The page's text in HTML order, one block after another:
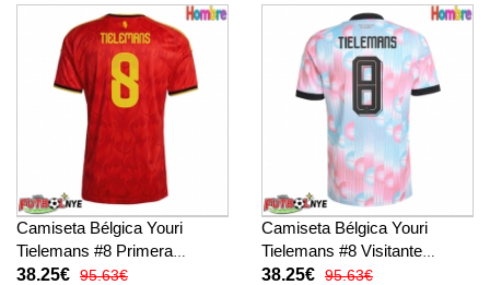
Camiseta Bélgica Youri
Tielemans #8 Primera
Equipación Mundial 2026
38.25€ 95.63€
Camiseta Bélgica Youri
Tielemans #8 Visitante
Equipación Mundial 2026
38.25€ 95.63€